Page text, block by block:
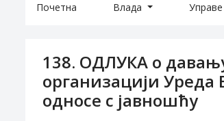
Почетна Влада
138. ОДЛУКА о
организацији Уреда
односе с јавношћу